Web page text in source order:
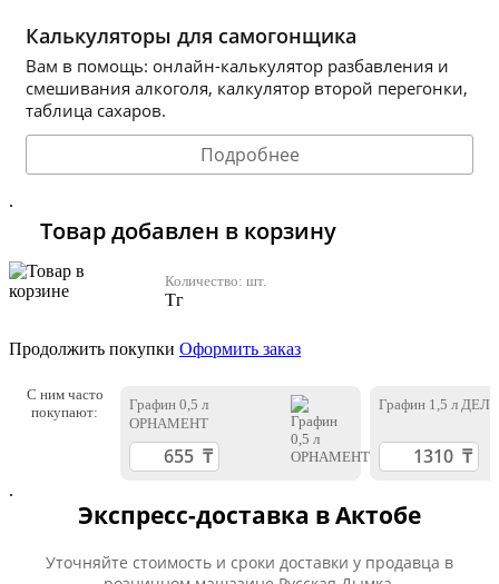
Калькуляторы для самогонщика
Вам в помощь: онлайн-калькулятор разбавления и
смешивания алкоголя, калкулятор второй перегонки,
таблица сахаров.
Подробнее
.
Товар добавлен в корзину
Количество: шт.
Тг
Продолжить покупки Оформить заказ
С ним часто
покупают:
Графин 0,5 л
ОРНАМЕНТ
Графин 1,5 л
.
Экспресс-доставка в Актобе
Уточняйте стоимость и сроки доставки у продавца в